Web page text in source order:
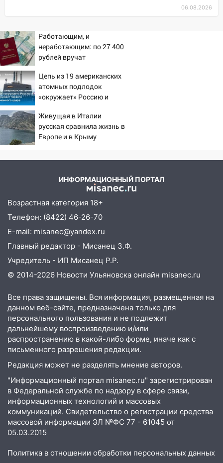
В Старомайнском районе утонул
09:50
В Ульяновске черный коршун
застрял в тепловозе
09:44
юному велосипедисту на улице
Чернышевского
08:21
велосипеда
07:18
В Ульяновск идет
тридцатиградусная жара: какая будет
погода в четверг
Четыре года борьбы: ульяновские
юристы помогли женщине засудить УК
за плесень на стенах
05:00 Кому 6 августа звезды сулят
прибыль, а кому — испытания на
22:58 Соцсети: на проспекте Тюленева
ДТП с мотоциклистом
20:22 Мошенники обманули 92-летнюю
жительницу Ульяновской области
19:14 Житель Ульяновской области
подвез троих незнакомцев на трассе и
заработал уголовное дело
18:14
Прогноз погоды на 6 августа в
Ульяновской области
18:00 Мотофристайл, рок и силовой
экстрим: в Ульяновске пройдет
большой фестиваль «Наше время»
17:30 Где есть бензин в Ульяновске 5
августа после рабочего дня: список АЗС
06.08.2026
Работающим, и
неработающим: по 27 400
рублей вручат
PrimaMedia.ru
Цепь из 19 американских
атомных подлодок
«окружает» Россию и
первого массированного
удара
Живущая в Италии
русская сравнила жизнь в
Европе и в Крыму
ИНФОРМАЦИОННЫЙ ПОРТАЛ
Возрастная категория 18+
Телефон: (8422) 46-26-70
E-mail: misanec@yandex.ru
Главный редактор - Мисанец З.Ф.
Учредитель - ИП Мисанец Р.Р.
© 2014-2026 Новости Ульяновска онлайн misanec.ru
Все права защищены. Вся информация, размещенная на
данном веб-сайте, предназначена только для
персонального пользования и не подлежит
дальнейшему воспроизведению и/или
распространению в какой-либо форме, иначе как с
письменного разрешения редакции.
Редакция может не разделять мнение авторов.
"Информационный портал misanec.ru" зарегистрирован
в Федеральной службе по надзору в сфере связи,
информационных технологий и массовых
коммуникаций. Свидетельство о регистрации средства
массовой информации ЭЛ №ФС 77 - 61045 от
05.03.2015
Политика в отношении обработки персональных данных